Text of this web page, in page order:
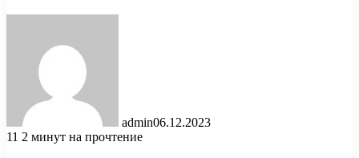
admin06.12.2023
11 2 минут на прочтение